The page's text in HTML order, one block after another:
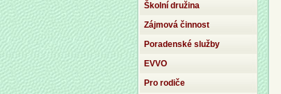
Školní družina
Zájmová činnost
Poradenské služby
EVVO
Pro rodiče